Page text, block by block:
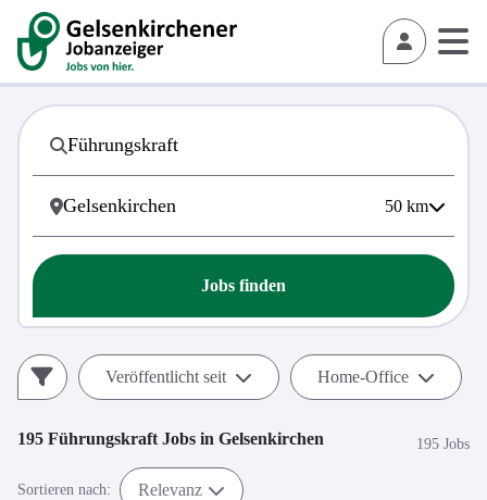
50 km
Jobs finden
Veröffentlicht seit Home-Office
195 Führungskraft Jobs in Gelsenkirchen 195 Jobs
Sortieren nach: Relevanz